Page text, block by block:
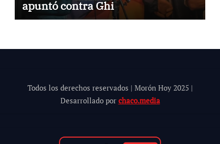
apuntó contra Ghi
Todos los derechos reservados | Morón Hoy 2025 |
Desarrollado por chaco.media